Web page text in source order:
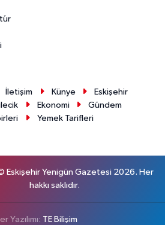
İletişim Künye
Eskişehir
Ekonomi
Gündem
Yemek Tarifleri
Eskişehir Yenigün Gazetesi 2026. Her
hakkı saklıdır.
Yazılımı: TE Bilişim